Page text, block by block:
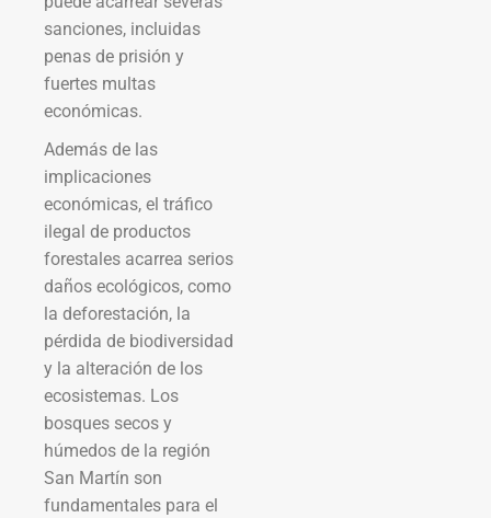
sanciones, incluidas
penas de prisión y
fuertes multas
económicas.
Además de las
implicaciones
económicas, el tráfico
ilegal de productos
forestales acarrea serios
daños ecológicos, como
la deforestación, la
pérdida de biodiversidad
y la alteración de los
ecosistemas. Los
bosques secos y
húmedos de la región
San Martín son
fundamentales para el